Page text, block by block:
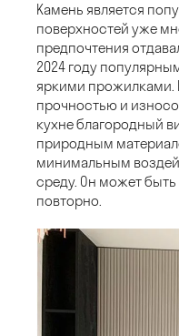
Камень является
поверхностей уже
предпочтения
2024 году
яркими прожилками.
прочностью и
кухне благородный
природным
минимальным
среду. Он может
повторно.